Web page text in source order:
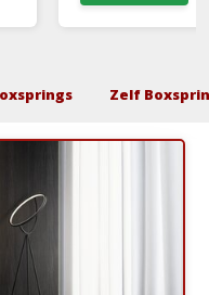
Zelf